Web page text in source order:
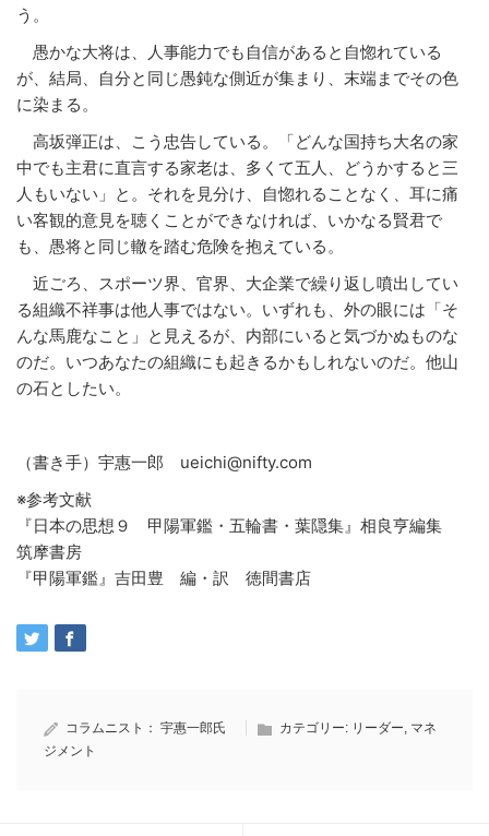
う。
愚かな大将は、人事能力でも自信があると自惚れている
が、結局、自分と同じ愚鈍な側近が集まり、末端までその色
に染まる。
高坂弾正は、こう忠告している。「どんな国持ち大名の家
中でも主君に直言する家老は、多くて五人、どうかすると三
人もいない」と。それを見分け、自惚れることなく、耳に痛
い客観的意見を聴くことができなければ、いかなる賢君で
も、愚将と同じ轍を踏む危険を抱えている。
近ごろ、スポーツ界、官界、大企業で繰り返し噴出してい
る組織不祥事は他人事ではない。いずれも、外の眼には「そ
んな馬鹿なこと」と見えるが、内部にいると気づかぬものな
のだ。いつあなたの組織にも起きるかもしれないのだ。他山
の石としたい。
（書き手）宇惠一郎 ueichi@nifty.com
※参考文献
『日本の思想９ 甲陽軍鑑・五輪書・葉隠集』相良亨編集
筑摩書房
『甲陽軍鑑』吉田豊 編・訳 徳間書店
コラムニスト： 宇惠一郎氏 カテゴリー: リーダー, マネ
ジメント